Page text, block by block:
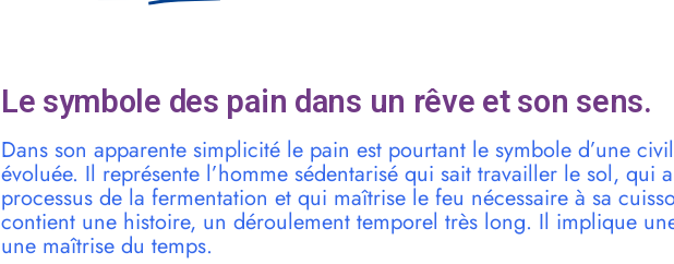
Le symbole des pain dans un rêve et son sens.
Dans son apparente simplicité le pain est pourtant le symbole d’une
évoluée. Il représente l’homme sédentarisé qui sait travailler le sol, qui
processus de la fermentation et qui maîtrise le feu nécessaire à sa
contient une histoire, un déroulement temporel très long. Il implique
une maîtrise du temps.